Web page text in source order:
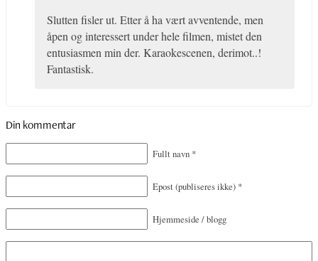
Slutten fisler ut. Etter å ha vært avventende, men
åpen og interessert under hele filmen, mistet den
entusiasmen min der. Karaokescenen, derimot..!
Fantastisk.
Din kommentar
Fullt navn *
Epost(publiseres ikke) *
Hjemmeside / blogg